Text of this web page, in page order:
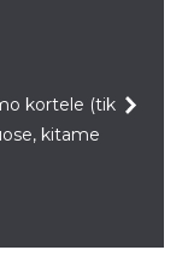
kortele (tik
kitame